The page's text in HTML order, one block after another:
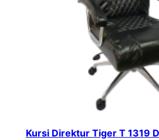
Kursi Direktur Tiger T 1319 D